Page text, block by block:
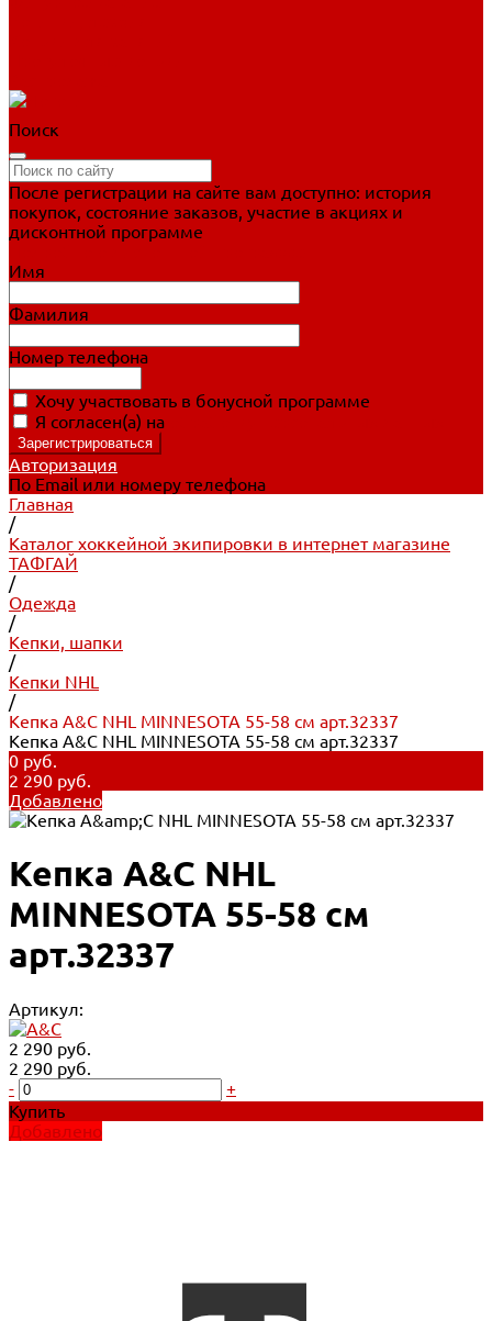
Поиск
После регистрации на сайте вам доступно: история
покупок, состояние заказов, участие в акциях и
дисконтной программе
Имя
Фамилия
Номер телефона
Хочу участвовать в бонусной программе
Я согласен(а) на
Авторизация
По Email или номеру телефона
Главная
/
Каталог хоккейной экипировки в интернет магазине
ТАФГАЙ
/
Одежда
/
Кепки, шапки
/
Кепки NHL
/
Кепка A&C NHL MINNESOTA 55-58 см арт.32337
Кепка A&C NHL MINNESOTA 55-58 см арт.32337
0 руб.
2 290 руб.
Добавлено
Кепка A&C NHL
MINNESOTA 55-58 см
арт.32337
Артикул:
2 290 руб.
2 290 руб.
-
+
Купить
Добавлено